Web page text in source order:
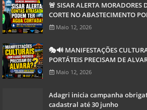
🚨 SISAR ALERTA MORADORES
CORTE NO ABASTECIMENTO
Maio 12, 2026
🎭🔊 MANIFESTAÇÕES
PORTÁTEIS PRECISAM DE
Maio 12, 2026
Adagri inicia campanha
cadastral até 30 junho